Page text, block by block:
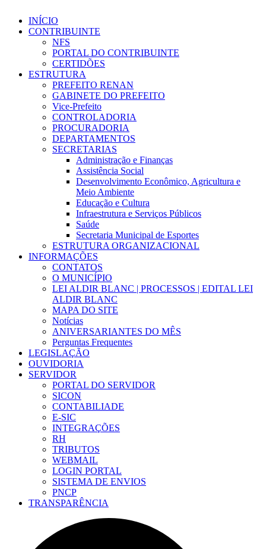
INÍCIO
CONTRIBUINTE
NFS
PORTAL DO CONTRIBUINTE
CERTIDÕES
ESTRUTURA
PREFEITO RENAN
GABINETE DO PREFEITO
Vice-Prefeito
CONTROLADORIA
PROCURADORIA
DEPARTAMENTOS
SECRETARIAS
Administração e Finanças
Assistência Social
Desenvolvimento Econômico, Agricultura e
Meio Ambiente
Educação e Cultura
Infraestrutura e Serviços Públicos
Saúde
Secretaria Municipal de Esportes
ESTRUTURA ORGANIZACIONAL
INFORMAÇÕES
CONTATOS
O MUNICÍPIO
LEI ALDIR BLANC | PROCESSOS | EDITAL LEI
ALDIR BLANC
MAPA DO SITE
Notícias
ANIVERSARIANTES DO MÊS
Perguntas Frequentes
LEGISLAÇÃO
OUVIDORIA
SERVIDOR
PORTAL DO SERVIDOR
SICON
CONTABILIADE
E-SIC
INTEGRAÇÕES
RH
TRIBUTOS
WEBMAIL
LOGIN PORTAL
SISTEMA DE ENVIOS
PNCP
TRANSPARÊNCIA